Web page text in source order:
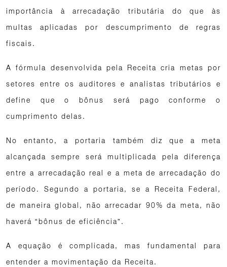
importância à arrecadação tributária do que às
multas aplicadas por descumprimento de regras
fiscais.
A fórmula desenvolvida pela Receita cria metas por
setores entre os auditores e analistas tributários e
define que o bônus será pago conforme o
cumprimento delas.
No entanto, a portaria também diz que a meta
alcançada sempre será multiplicada pela diferença
entre a arrecadação real e a meta de arrecadação do
período. Segundo a portaria, se a Receita Federal,
de maneira global, não arrecadar 90% da meta, não
haverá “bônus de eficiência”.
A equação é complicada, mas fundamental para
entender a movimentação da Receita.